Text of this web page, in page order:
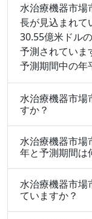
水治療機器市場
長が見込まれて
30.55億米ドル
予測されていま
予測期間中の年
水治療機器市場
すか？
水治療機器市場
年と予測期間は
水治療機器市場
ていますか？